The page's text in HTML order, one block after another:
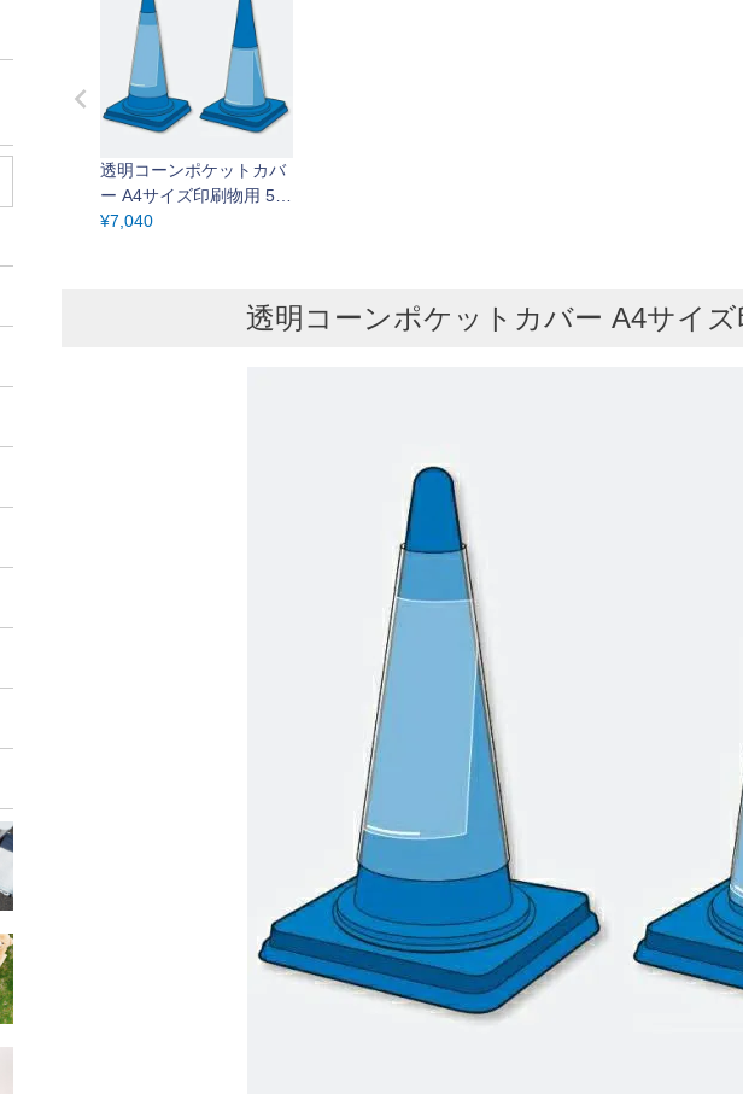
透明コーンポケットカバ
ー A4サイズ印刷物用 5枚
セット
¥7,040
透明コーンポケットカバー A4サイズ